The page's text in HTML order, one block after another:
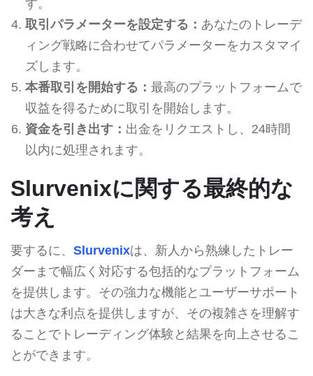
す。
取引パラメーターを設定する： あなたのトレーデ
ィング戦略に合わせてパラメーターをカスタマイ
ズします。
本番取引を開始する： 最高のプラットフォームで
収益を得るために取引を開始します。
資金を引き出す： 出金をリクエストし、24時間
以内に処理されます。
Slurvenixに関する最終的な
考え
要するに、 Slurvenixは、新人から熟練したトレー
ダーまで幅広く対応する包括的なプラットフォーム
を提供します。その強力な機能とユーザーサポート
は大きな利点を提供しますが、その複雑さを理解す
ることでトレーディング体験と結果を向上させるこ
とができます。